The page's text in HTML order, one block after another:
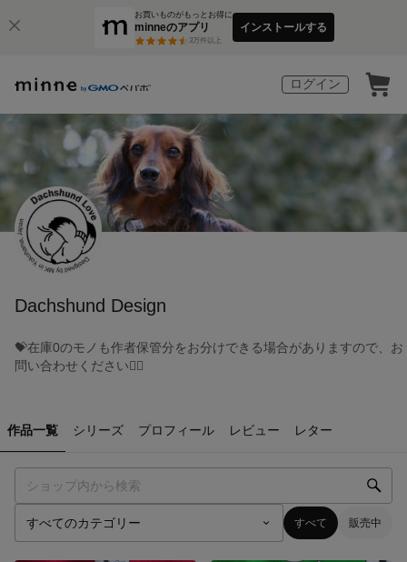
お買いものがもっとお得に
minneのアプリ
3万件以上
インストールする
ログイン
Dachshund Design
💝在庫0のモノも作者保管分をお分けできる場合がありますので、お
問い合わせください🙇‍♂️
作品一覧 シリーズ プロフィール レビュー レター
すべて 販売中